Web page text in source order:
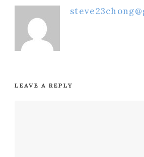
LEAVE A REPLY